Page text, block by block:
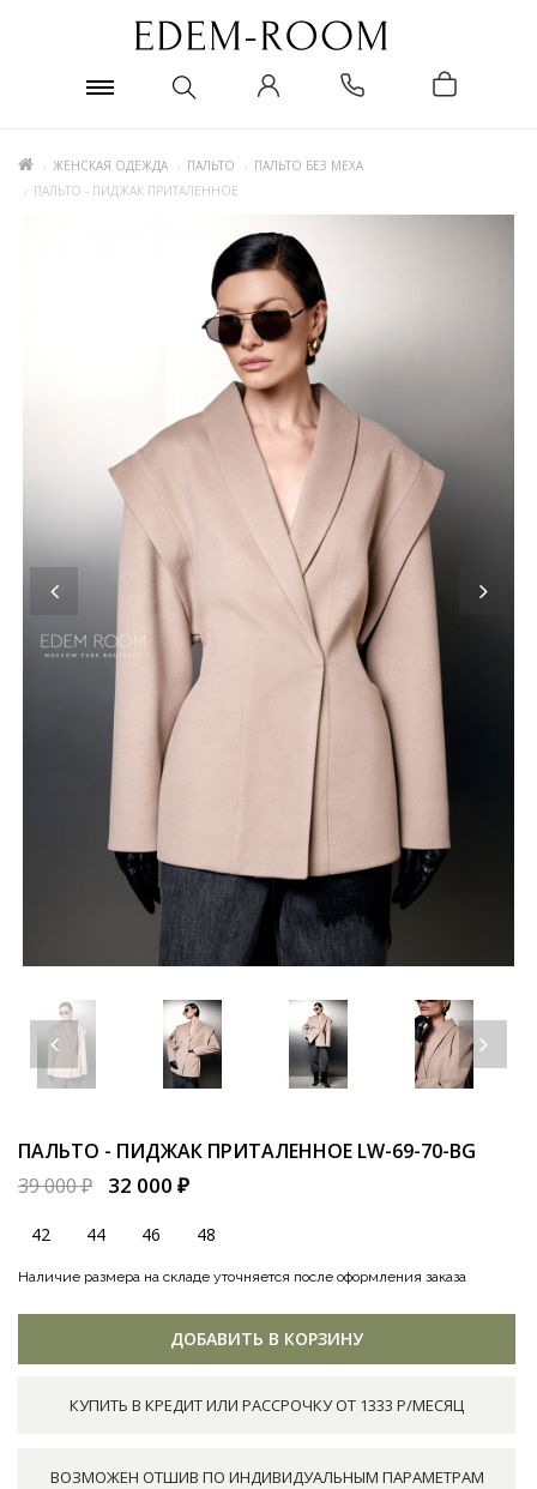
ЖЕНСКАЯ ОДЕЖДА ПАЛЬТО
ПАЛЬТО БЕЗ МЕХА
ПАЛЬТО - ПИДЖАК ПРИТАЛЕННОЕ
ПАЛЬТО - ПИДЖАК ПРИТАЛЕННОЕ LW-69-70-BG
39 000 ₽
32 000 ₽
42 44 46 48
Наличие размера на складе уточняется после оформления заказа
ДОБАВИТЬ В КОРЗИНУ
КУПИТЬ В КРЕДИТ ИЛИ РАССРОЧКУ ОТ 1333 Р/МЕСЯЦ
ВОЗМОЖЕН ОТШИВ ПО ИНДИВИДУАЛЬНЫМ ПАРАМЕТРАМ